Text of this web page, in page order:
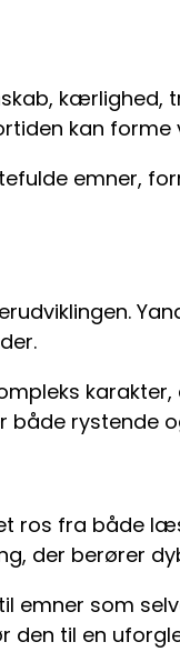
kan forme
emner,
både rystende
ros fra både
der berører
som
den til en